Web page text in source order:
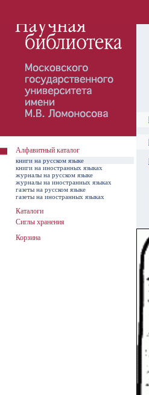
Алфавитный каталог
книги на русском языке
книги на иностранных языках
журналы на русском языке
журналы на иностранных языках
газеты на русском языке
газеты на иностранных языках
Каталоги
Сиглы хранения
Корзина